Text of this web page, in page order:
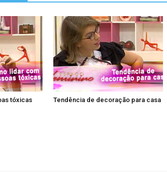
tóxicas Tendência de decoração para casa